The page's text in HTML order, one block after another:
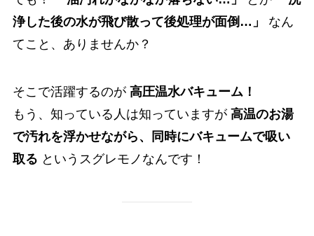
浄した後の水が飛び散って後処理が面倒…」
なん
てこと、ありませんか？
そこで活躍するのが 高圧温水バキューム！
もう、知っている人は知っていますが 高温のお湯
で汚れを浮かせながら、同時にバキュームで吸い
取る というスグレモノなんです！